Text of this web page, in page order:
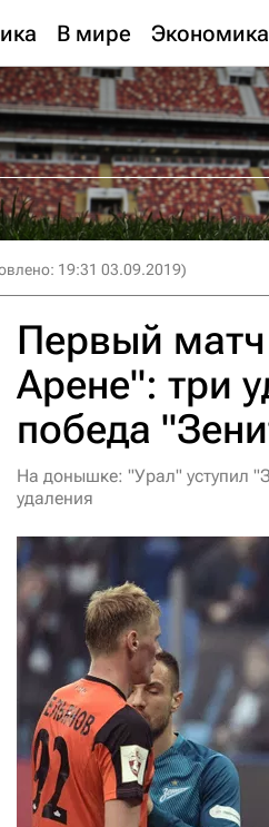
В мире Экономика
19:31 03.09.2019)
Первый матч
Арене": три
победа
На донышке: "Урал" уступил
удаления